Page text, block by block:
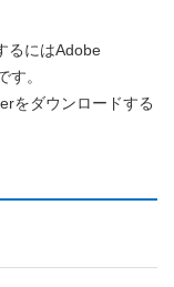
るにはAdobe
す。
をダウンロードする